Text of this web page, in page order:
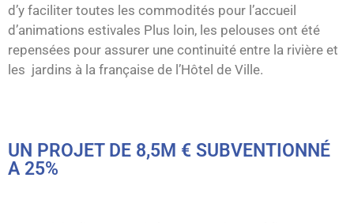
d’y faciliter toutes les commodités pour l’accueil
d’animations estivales Plus loin, les pelouses ont été
repensées pour assurer une continuité entre la rivière et
les jardins à la française de l’Hôtel de Ville.
UN PROJET DE 8,5M € SUBVENTIONNÉ
A 25%